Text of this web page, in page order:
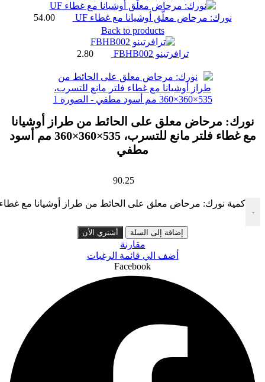
نورك: مرحاض معلّق أوشيانا مع غطاء UF
54.00
Back to products
ترافرتينو FBHB002 2.80
نورك: مرحاض معلق على الحائط من طراز أوشيانا
مع غطاء فلتر مانع للتسرب، 535×360×360 مم أسود
مطفي
90.25
-
كمية نورك: مرحاض معلق على الحائط من طراز أوشيانا مع غطاء فلتر مانع للتسرب،
إضافة إلى السلة أشتري الأن
مقارنة
أضف الي قائمة الرغبات
Facebook